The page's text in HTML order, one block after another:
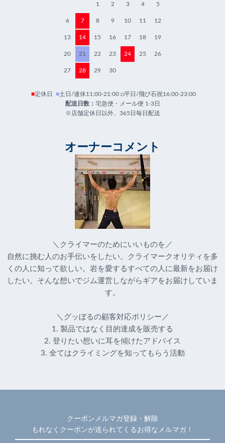
1 2 3 4 5
6 7 8 9 10 11 12
13 14 15 16 17 18 19
20 21 22 23 24 25 26
27 28 29 30
■定休日 ■土日/連休11:00-21:00 □平日/飛び石祝16:00-23:00
配送日数： 宅急便・メール便 1-3日
※店舗定休日以外、365日毎日配送
オーナーコメント
＼クライマーのためにいいものを／
自然に挑む人のお手伝いをしたい。クライマークオリティを多
くの人に知って欲しい。岩を愛するすべての人に最新をお届け
したい。そんな想いでジム運営しながらギアをお届けしていま
す。
＼グッぼるの顧客対応ポリシー／
1. 製品ではなく目的達成を販売する
2. 登りたい想いに耳を傾けたアドバイス
3. 全てはクライミングを知ってもらう活動
クーポンメルマガ登録・解除
もれなくクーポンが送られてくるお得なメルマガ！